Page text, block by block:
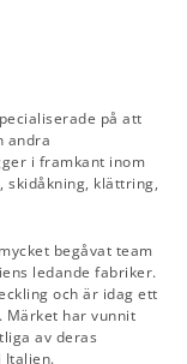
på att
andra
i framkant inom
skidåkning, klättring,
begåvat team
ledande fabriker.
och är idag ett
Märket har vunnit
av deras
Italien.